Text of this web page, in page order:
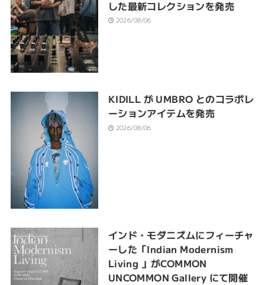
した最新コレクションを発売
2026/08/06
KIDILL が UMBRO とのコラボレ
ーションアイテムを発売
2026/08/06
インド・モダニズムにフィーチャ
ーした「Indian Modernism
Living 」がCOMMON
UNCOMMON Gallery にて開催